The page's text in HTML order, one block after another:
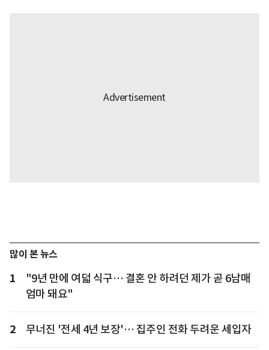
많이 본 뉴스
1
"9년 만에 여덟 식구… 결혼 안 하려던 제가 곧 6남매
엄마 돼요"
2 무너진 '전세 4년 보장'… 집주인 전화 두려운 세입자